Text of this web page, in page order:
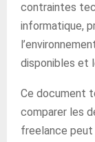
contraintes
informatique,
disponibles et
Ce document
comparer les
freelance